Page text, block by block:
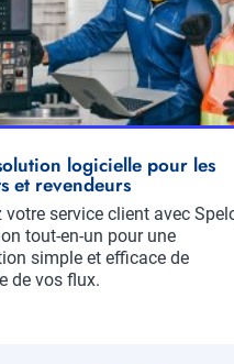
logicielle pour les
et revendeurs
votre service client avec
tout-en-un pour une
simple et efficace de
de vos flux.